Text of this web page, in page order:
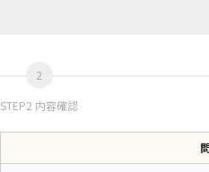
STEP2 内容確認